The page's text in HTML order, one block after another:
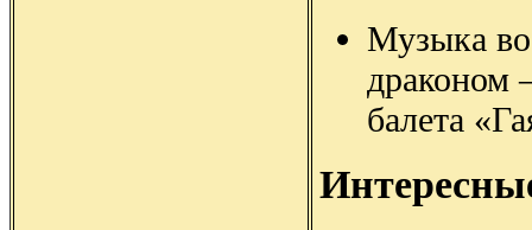
Музыка
драконом
балета